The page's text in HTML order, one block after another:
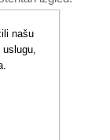
našu